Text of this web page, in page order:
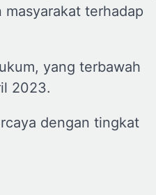
terhadap
yang terbawah
2023.
dengan tingkat